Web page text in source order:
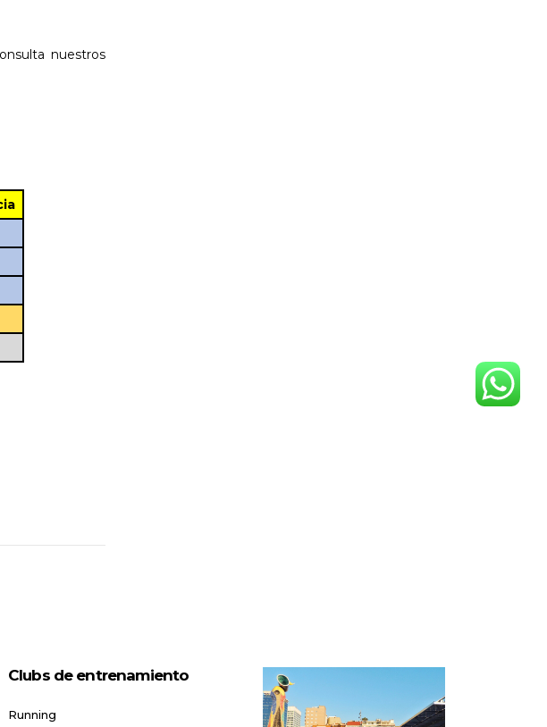
nuestros
Clubs de entrenamiento
Running